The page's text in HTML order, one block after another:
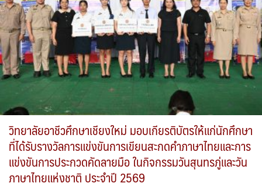
วิทยาลัยอาชีวศึกษาเชียงใหม่ มอบเกียรติบัตรให้แก่นักศึกษา
ที่ได้รับรางวัลการแข่งขันการเขียนสะกดคำภาษาไทยและการ
แข่งขันการประกวดคัดลายมือ ในกิจกรรมวันสุนทรภู่และวัน
ภาษาไทยแห่งชาติ ประจำปี 2569